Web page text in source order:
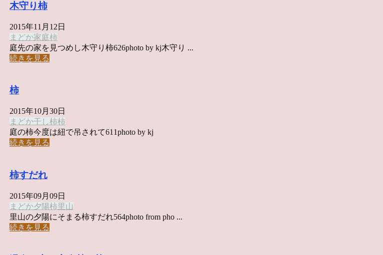
木守り柿
2015年11月12日
まどか家庭柿
庭先の家を見つめし木守り柿626photo by kj木守り ...
続きを見る
柿
2015年10月30日
まどか干し柿柿
庭の柿今度は紐で吊されて611photo by kj
続きを見る
柿すだれ
2015年09月09日
まどか夕陽柿里山
里山の夕陽にそまる柿すだれ564photo from pho ...
続きを見る